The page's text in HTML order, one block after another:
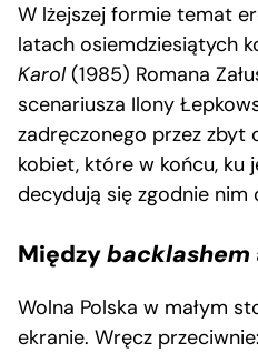
W lżejszej formie temat
latach osiemdziesiątych
Karol(1985) Romana
scenariusza Ilony
zadręczonego przez zbyt
kobiet, które w końcu, ku
decydują się zgodnie nim
Międzybacklashem
Wolna Polska w małym
ekranie. Wręcz